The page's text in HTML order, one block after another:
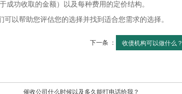
成功收取的金额）以及每种费用的定价结构。
以帮助您评估您的选择并找到适合您需求的选择。
下一条 ： 收债机构可以做什么？
催收公司什么时候以及多久能打电话给我？